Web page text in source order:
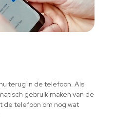
terug in de telefoon. Als
gebruik maken van de
de telefoon om nog wat